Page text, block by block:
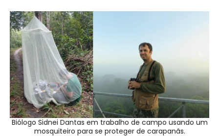
Biólogo Sidnei Dantas em trabalho de campo usando um
mosquiteiro para se proteger de carapanãs.